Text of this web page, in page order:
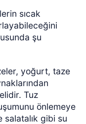
sıcak
şu
yoğurt, taze
Tuz
önlemeye
salatalık gibi su